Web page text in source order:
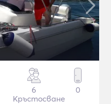
6
Кръстосване
0